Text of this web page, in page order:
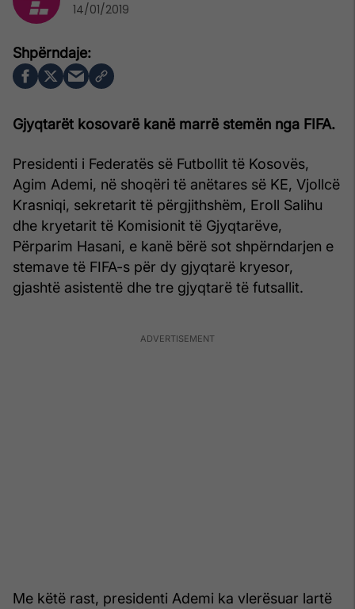
Gjyqtarët kosovarë kanë marrë stemën nga FIFA.
Presidenti i Federatës së Futbollit të Kosovës,
Agim Ademi, në shoqëri të anëtares së KE, Vjollcë
Krasniqi, sekretarit të përgjithshëm, Eroll Salihu
dhe kryetarit të Komisionit të Gjyqtarëve,
Përparim Hasani, e kanë bërë sot shpërndarjen e
stemave të FIFA-s për dy gjyqtarë kryesor,
gjashtë asistentë dhe tre gjyqtarë të futsallit.
Me këtë rast, presidenti Ademi ka vlerësuar lartë
14/01/2019